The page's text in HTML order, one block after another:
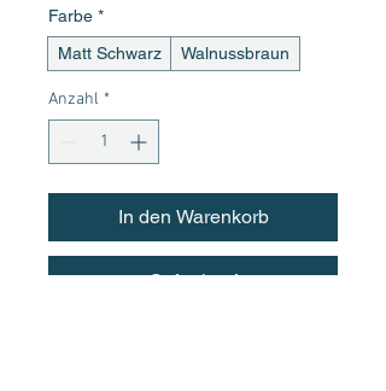
Farbe *
Matt Schwarz
Walnussbraun
Anzahl *
In den Warenkorb
Sofortkauf